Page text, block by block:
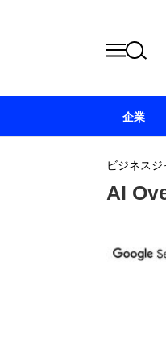
ビジネス
AI
企業